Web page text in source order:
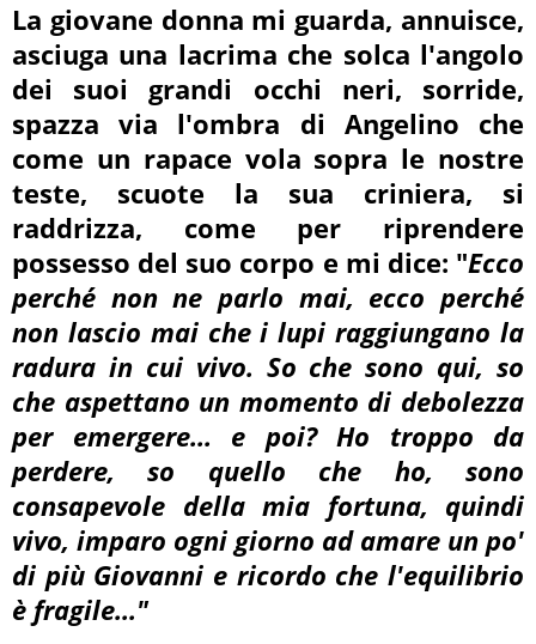
La giovane donna mi guarda, annuisce,
asciuga una lacrima che solca l'angolo
dei suoi grandi occhi neri, sorride,
spazza via l'ombra di Angelino che
come un rapace vola sopra le nostre
teste, scuote la sua criniera, si
raddrizza, come per riprendere
possesso del suo corpo e mi dice: "Ecco
perché non ne parlo mai, ecco perché
non lascio mai che i lupi raggiungano la
radura in cui vivo. So che sono qui, so
che aspettano un momento di debolezza
per emergere... e poi? Ho troppo da
perdere, so quello che ho, sono
consapevole della mia fortuna, quindi
vivo, imparo ogni giorno ad amare un po'
di più Giovanni e ricordo che l'equilibrio
è fragile..."